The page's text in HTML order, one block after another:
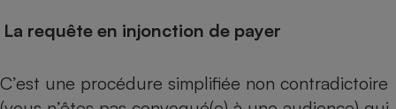
La requête en injonction de payer
C’est une procédure simplifiée non contradictoire